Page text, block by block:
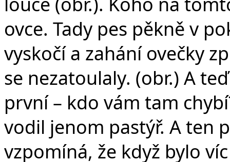
ovce. Tady pes pěkně v
vyskočí a zahání ovečky
se nezatoulaly. (obr.) A
první – kdo vám tam
vodil jenom pastýř. A ten
vzpomíná, že když bylo